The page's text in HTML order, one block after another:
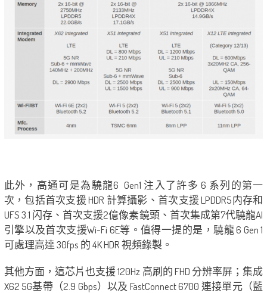
此外，高通可是為驍龍6 Gen1 注入了許多 6 系列的第一
次，包括首次支援 HDR 計算攝影、首次支援 LPDDR5内存和
UFS 3.1 闪存、首次支援2億像素鏡頭、首次集成第7代驍龍AI
引擎以及首次支援Wi-Fi 6E等。值得一提的是，驍龍 6 Gen 1
可處理高達 30fps 的 4K HDR 視頻錄製。
其他方面，這芯片也支援 120Hz 高刷的 FHD 分辨率屏；集成
X62 5G基帶（2.9 Gbps）以及 FastConnect 6700 連接單元（藍